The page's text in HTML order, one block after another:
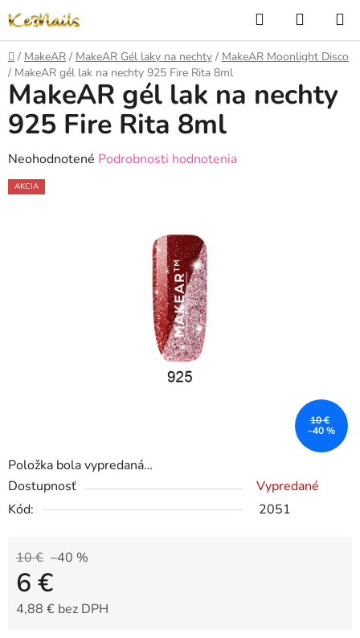
na
obsah
Hľadať
KOŠÍK
Domov
/ MakeAR / MakeAR Gél laky na nechty / MakeAR Moonlight Disco
/ MakeAR gél lak na nechty 925 Fire Rita 8ml
Položka bola vypredaná…
Dostupnosť
Vypredané
Kód:
2051
10 € –40 %
6 €
4,88 € bez DPH
MakeAR gél lak na nechty
925 Fire Rita 8ml
Priemerné
hodnotenie
Neohodnotené Podrobnosti hodnotenia
AKCIA
10 €
–40 %